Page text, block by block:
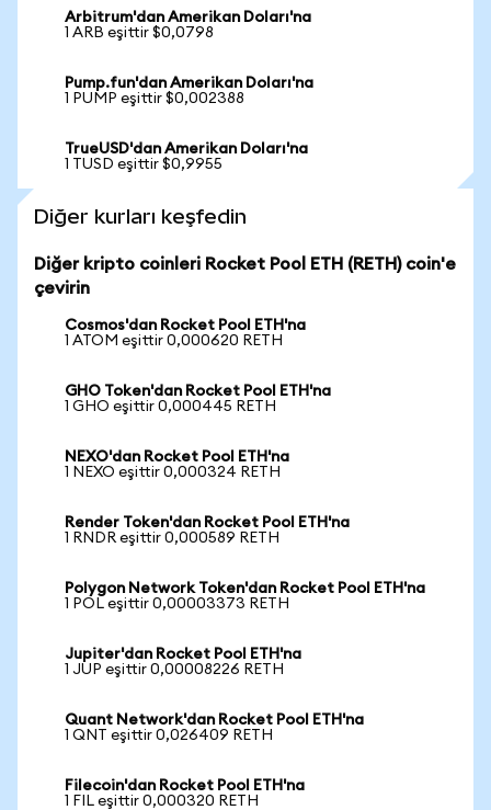
Arbitrum'dan Amerikan Doları'na
1 ARB eşittir $0,0798
Pump.fun'dan Amerikan Doları'na
1 PUMP eşittir $0,002388
TrueUSD'dan Amerikan Doları'na
1 TUSD eşittir $0,9955
Diğer kurları keşfedin
Diğer kripto coinleri Rocket Pool ETH (RETH) coin'e
çevirin
Cosmos'dan Rocket Pool ETH'na
1 ATOM eşittir 0,000620 RETH
GHO Token'dan Rocket Pool ETH'na
1 GHO eşittir 0,000445 RETH
NEXO'dan Rocket Pool ETH'na
1 NEXO eşittir 0,000324 RETH
Render Token'dan Rocket Pool ETH'na
1 RNDR eşittir 0,000589 RETH
Polygon Network Token'dan Rocket Pool ETH'na
1 POL eşittir 0,00003373 RETH
Jupiter'dan Rocket Pool ETH'na
1 JUP eşittir 0,00008226 RETH
Quant Network'dan Rocket Pool ETH'na
1 QNT eşittir 0,026409 RETH
Filecoin'dan Rocket Pool ETH'na
1 FIL eşittir 0,000320 RETH